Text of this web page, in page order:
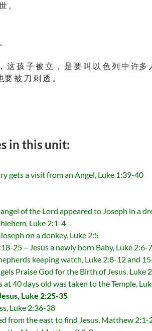
。
这 孩 子 被 立 ， 是 要 叫 以 色 列 中 许
被 刀 刺 透 。
in this unit:
gets a visit from an Angel, Luke 1:39-40
of the Lord appeared to Joseph in a
Luke 2:1-4
on a donkey, Luke 2:5
25 – Jesus a newly born Baby, Luke
keeping watch, Luke 2:8-12 and
Praise God for the Birth of Jesus, Luke
40 days old was taken to the Temple,
Luke 2:25-35
Luke 2:36-38
from the east to find Jesus, Matthew 2:1-